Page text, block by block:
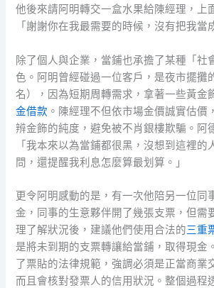
他後來請阿明轉交一盒水果給陳經理，上
「謝謝你在我最需要的時候，沒有把我當
除了個人與企業，當鋪也承擔了某種「社
色。阿明曾經碰過一位客戶，是夜市擺攤
名），因為短期周轉需求，拿著一些黃金
金借款 。陳經理不但依市場金價誠實估價
辨金飾的純度，避免被不肖銀樓欺騙。阿
「我本來以為當鋪都很黑，沒想到這裡的
問，還提醒我利息怎麼算最划算。」
更令阿明感動的是，有一次他陪另一位同
金，同事的生意夥伴開了幾張支票，但需
理了解狀況後，建議他們使用合法的三重
是將未到期的支票轉讓給當鋪，取得現金
了票貼的法律規範，強調必須是正當商業
而且會核對發票人的信用狀況。整個過程